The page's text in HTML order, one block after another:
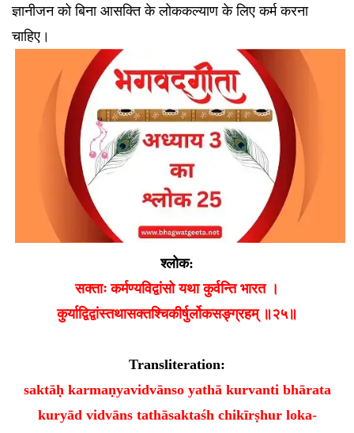
ज्ञानीजन को बिना आसक्ति के लोककल्याण के लिए कर्म करना
चाहिए।
श्लोक:
सक्ताः कर्मण्यविद्वांसो यथा कुर्वन्ति भारत ।
कुर्याद्विद्वांस्तथासक्तश्चिकीर्षुर्लोकसङ्ग्रहम् ॥२५॥
Transliteration:
saktāḥ karmaṇyavidvānso yathā kurvanti bhārata
kuryād vidvāns tathāsaktaśh chikīrṣhur loka-